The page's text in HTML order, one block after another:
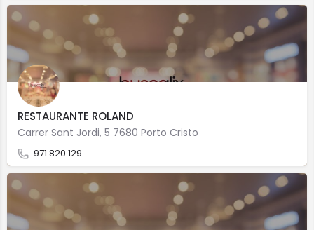
RESTAURANTE ROLAND
Carrer Sant Jordi, 5 7680 Porto Cristo
971 820 129